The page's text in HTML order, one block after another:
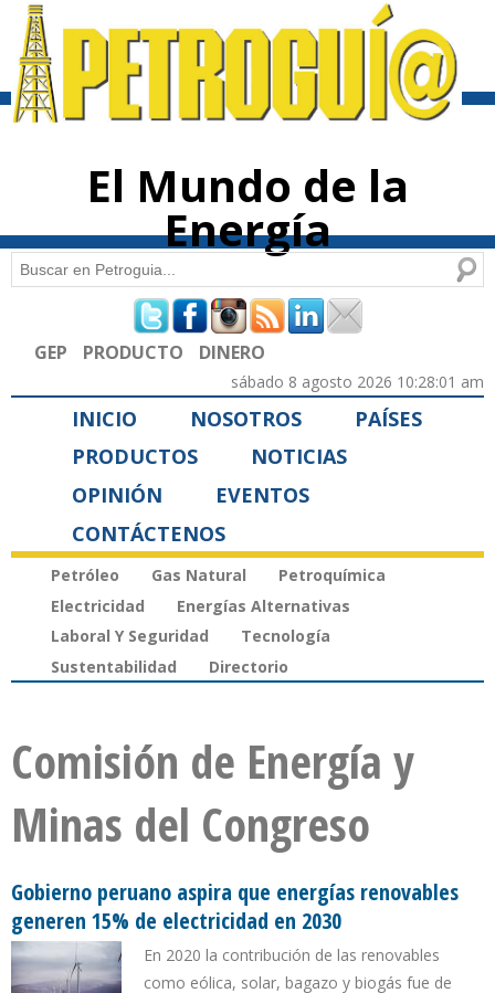
contenido
El Mundo de la
Energía
Formulario de búsqueda
Buscar
GEP PRODUCTO DINERO
sábado 8 agosto 2026 10:28:01 am
INICIO NOSOTROS
PAÍSES
PRODUCTOS
NOTICIAS
OPINIÓN
EVENTOS
CONTÁCTENOS
Petróleo Gas Natural
Petroquímica
Electricidad
Energías Alternativas
Laboral Y Seguridad
Tecnología
Sustentabilidad
Directorio
Comisión de Energía y
Minas del Congreso
Gobierno peruano aspira que energías renovables
generen 15% de electricidad en 2030
En 2020 la contribución de las renovables
como eólica, solar, bagazo y biogás fue de